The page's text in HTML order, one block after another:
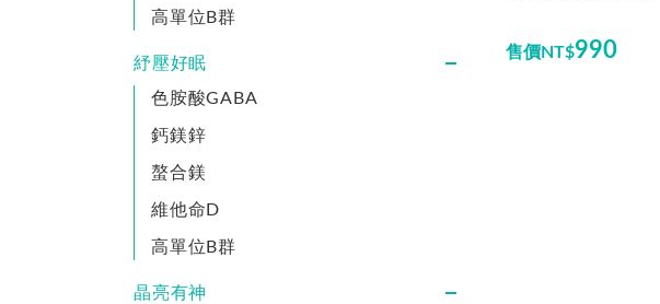
高單位B群
紓壓好眠
色胺酸GABA
鈣鎂鋅
螯合鎂
維他命D
高單位B群
晶亮有神
售價NT$990